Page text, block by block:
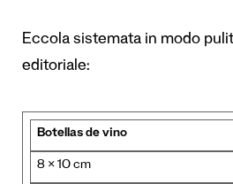
Eccola sistemata in modo
editoriale:
Botellas de vino
8 × 10 cm